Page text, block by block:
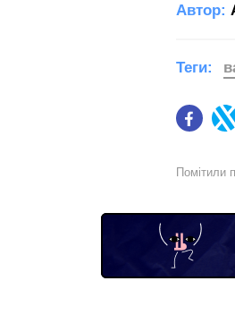
Автор:
Теги:
Помітили